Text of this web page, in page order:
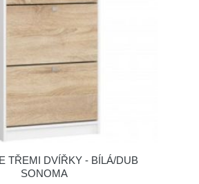
TŘEMI DVÍŘKY - BÍLÁ/DUB
SONOMA